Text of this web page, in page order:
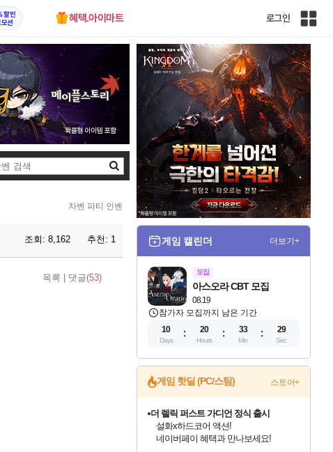
할인
션
혜택.아이마트 로그인
인
전
체
사
이
트
맵
검
차벤 파티 인벤
조회: 8,162 추천: 1
목록 댓글(53)
게임 캘린더 더보기+
모집
08.19
아스오라 CBT 모집
참가자 모집까지 남은 기간
10
Days
20
Hours
33
Min
28
Sec
게임 핫딜 (PC/스팀) 스토어+
네이버페이 혜택과 만나보세요!
베데스다 40주년 기념 할인 중!
베데스다의 명작들을